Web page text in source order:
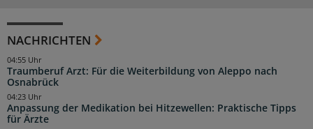
NACHRICHTEN
Traumberuf Arzt: Für die Weiterbildung von Aleppo nach
Osnabrück
04:55 Uhr
Anpassung der Medikation bei Hitzewellen: Praktische Tipps
für Ärzte
04:23 Uhr